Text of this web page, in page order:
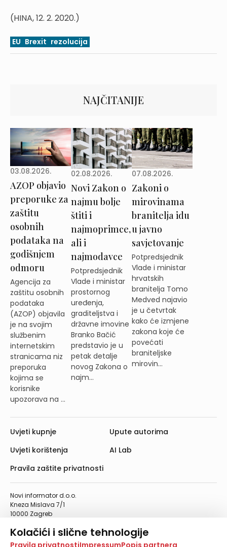
Kolačići i slične tehnologije
Na našoj web stranici koristimo kolačiće i slične
(HINA, 12. 2. 2020.)
EU Brexit rezolucija
NAJČITANIJE
03.08.2026.
AZOP objavio
preporuke za
zaštitu
osobnih
podataka na
godišnjem
odmoru
Agencija za
zaštitu osobnih
podataka
(AZOP) objavila
je na svojim
službenim
internetskim
stranicama niz
preporuka
kojima se
korisnike
upozorava na ...
02.08.2026.
Novi Zakon o
najmu bolje
štiti i
najmoprimce,
ali i
najmodavce
Potpredsjednik
Vlade i ministar
prostornog
uređenja,
graditeljstva i
državne imovine
Branko Bačić
predstavio je u
petak detalje
novog Zakona o
najm...
07.08.2026.
Zakoni o
mirovinama
branitelja idu
u javno
savjetovanje
Potpredsjednik
Vlade i ministar
hrvatskih
branitelja Tomo
Medved najavio
je u četvrtak
kako će izmjene
zakona koje će
povećati
braniteljske
mirovin...
Novi informator d.o.o.
Kneza Mislava 7/1
10000 Zagreb
Telefaks: 01/4612-553
info@informator.hr
Uvjeti kupnje
Uvjeti korištenja
Pravila zaštite privatnosti
Upute autorima
AI Lab